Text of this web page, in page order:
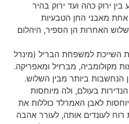
כהה ועד ירוק בהיר
החן הטבעיות
הן הספיר, היהלום
למשפחת הבריל (מינרל
מברזיל ומאפריקה.
ביותר מבין השלוש.
ולה מיוחסות
האמרלד כוללות את
אותה, לעורר אהבה